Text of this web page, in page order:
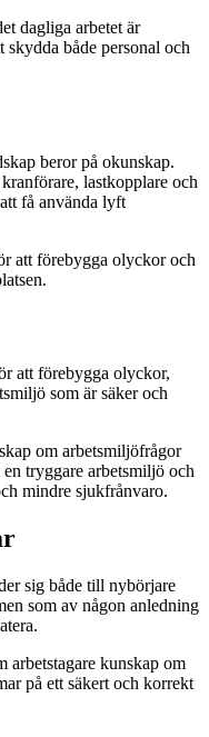
dagliga arbetet är
både personal och
beror på okunskap.
lastkopplare och
få använda lyft
att förebygga olyckor och
att förebygga olyckor,
som är säker och
om arbetsmiljöfrågor
tryggare arbetsmiljö och
mindre sjukfrånvaro.
sig både till nybörjare
som av någon anledning
arbetstagare kunskap om
på ett säkert och korrekt